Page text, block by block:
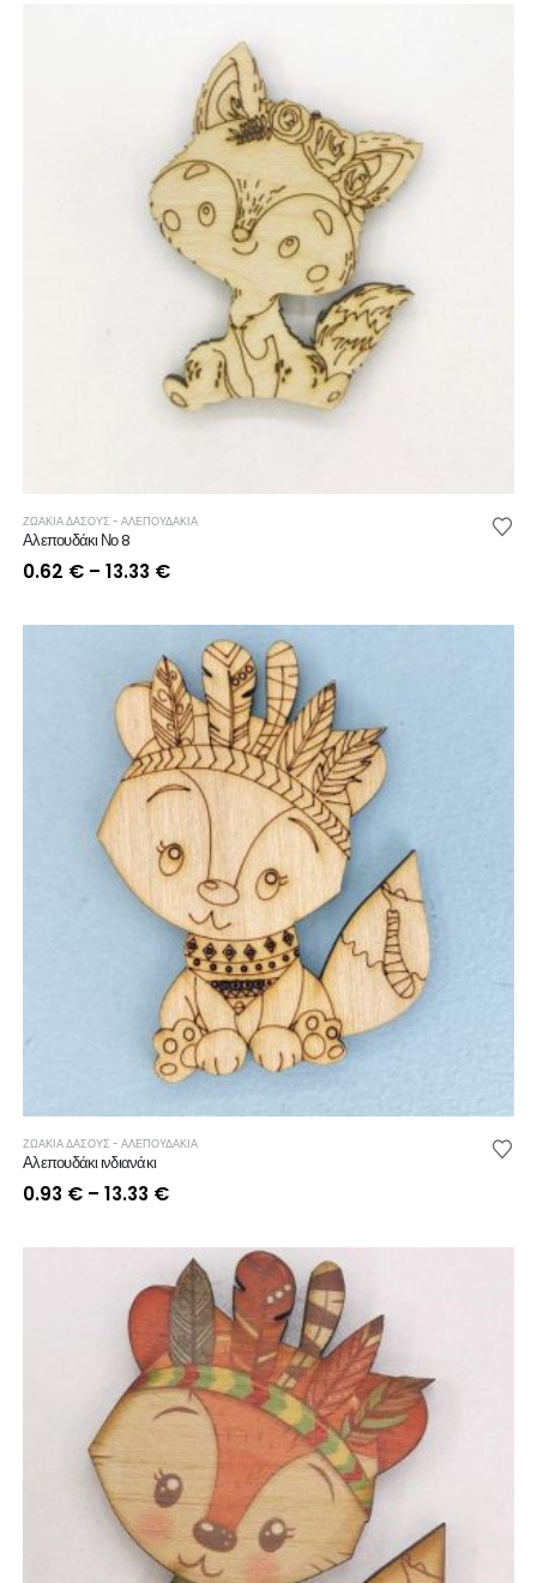
ΖΩΑΚΙΑ ΔΑΣΟΥΣ - ΑΛΕΠΟΥΔΑΚΙΑ
Αλεπουδάκι Νο 8
0.62 € – 13.33 €Price
through
13.33 €
ΖΩΑΚΙΑ ΔΑΣΟΥΣ - ΑΛΕΠΟΥΔΑΚΙΑ
Αλεπουδάκι ινδιανάκι
0.93 € – 13.33 €Price
through
13.33 €